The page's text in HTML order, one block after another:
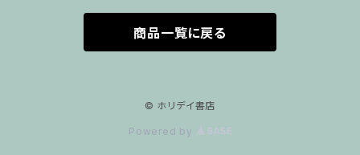
商品一覧に戻る
© ホリデイ書店
Powered by